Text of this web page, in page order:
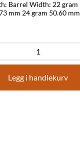
Legg i handlekurv